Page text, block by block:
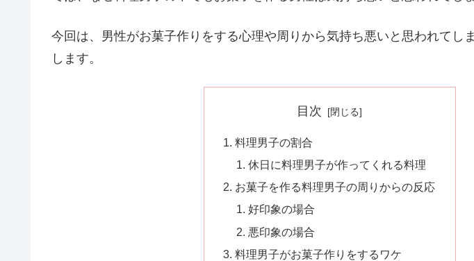
今回は、男性がお菓子作りをする心理や周りから気持ち悪いと思われてし
します。
目次
料理男子の割合
休日に料理男子が作ってくれる料理
お菓子を作る料理男子の周りからの反応
好印象の場合
悪印象の場合
料理男子がお菓子作りをするワケ